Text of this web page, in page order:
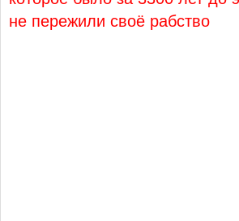
не пережили своё рабство